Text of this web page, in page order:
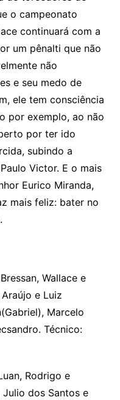
o campeonato
continuará com a
um pênalti que não
não
e seu medo de
ele tem consciência
por exemplo, ao não
por ter ido
subindo a
Victor. E o mais
Eurico Miranda,
mais feliz: bater no
Wallace e
e Luiz
Marcelo
Técnico:
Rodrigo e
Julio dos Santos e